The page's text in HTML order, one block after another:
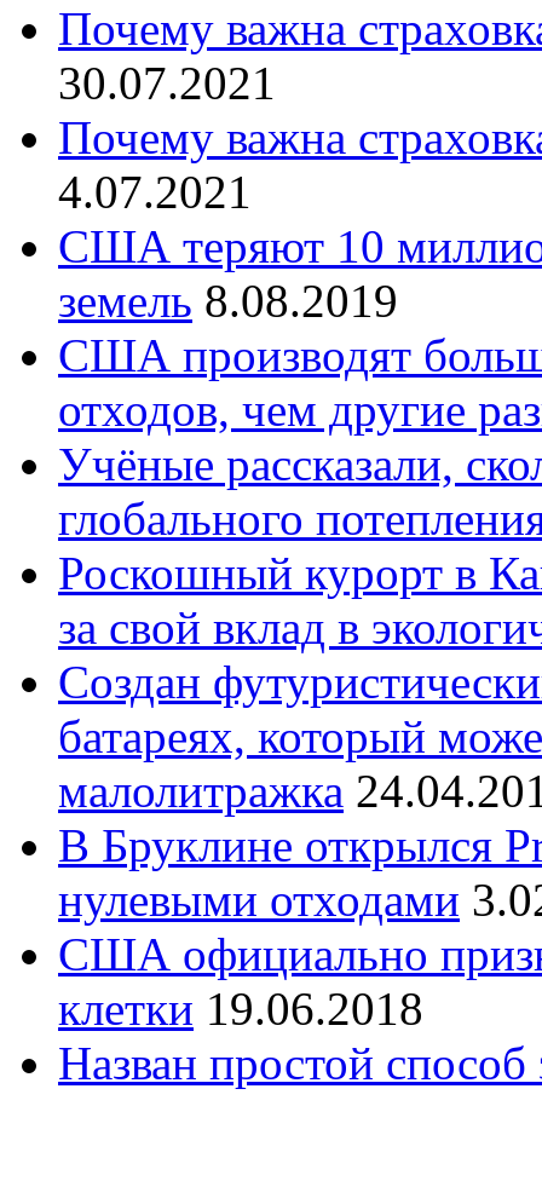
Почему важна
30.07.2021
Почему важна
4.07.2021
США теряют 10
земель 8.08.2019
США производят
отходов, чем другие
Учёные рассказали,
глобального
Роскошный курорт в
за свой вклад в
Создан
батареях, который
малолитражка
В Бруклине открылся
нулевыми отходами
США официально
клетки 19.06.2018
Назван простой